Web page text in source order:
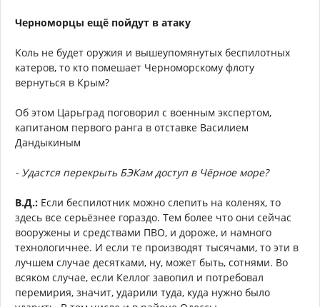
Черноморцы ещё пойдут в атаку
Коль не будет оружия и вышеупомянутых беспилотных
катеров, то кто помешает Черноморскому флоту
вернуться в Крым?
Об этом Царьград поговорил с военным экспертом,
капитаном первого ранга в отставке Василием
Дандыкиным
- Удастся перекрыть БЭКам доступ в Чёрное море?
В.Д.: Если беспилотник можно слепить на коленях, то
здесь все серьёзнее гораздо. Тем более что они сейчас
вооружены и средствами ПВО, и дороже, и намного
технологичнее. И если те производят тысячами, то эти в
лучшем случае десятками, ну, может быть, сотнями. Во
всяком случае, если Келлог завопил и потребовал
перемирия, значит, ударили туда, куда нужно было